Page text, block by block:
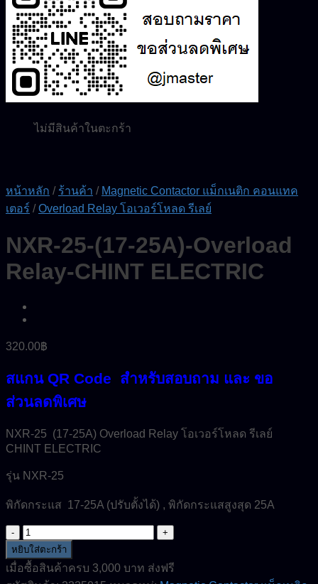
ไม่มีสินค้าในตะกร้า
ค้นหา:
0
ตะกร้าสินค้า
ไม่มีสินค้าในตะกร้า
หน้าหลัก / ร้านค้า / Magnetic Contactor แม็กเนติก คอนแทค
เตอร์ / Overload Relay โอเวอร์โหลด รีเลย์
NXR-25-(17-25A)-Overload
Relay-CHINT ELECTRIC
320.00฿
สแกน QR Code สำหรับสอบถาม และ ขอ
ส่วนลดพิเศษ
NXR-25 (17-25A) Overload Relay โอเวอร์โหลด รีเลย์
CHINT ELECTRIC
รุ่น NXR-25
พิกัดกระแส 17-25A (ปรับตั้งได้) , พิกัดกระแสสูงสุด 25A
จำนวน
NXR-
25-
(17-
หยิบใส่ตะกร้า
เมื่อซื้อสินค้าครบ 3,000 บาท ส่งฟรี